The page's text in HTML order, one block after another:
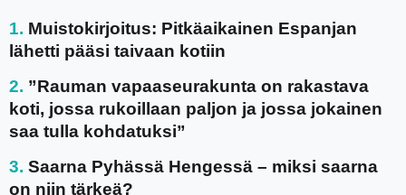
Muistokirjoitus: Pitkäaikainen Espanjan
lähetti pääsi taivaan kotiin
”Rauman vapaaseurakunta on rakastava
koti, jossa rukoillaan paljon ja jossa jokainen
saa tulla kohdatuksi”
Saarna Pyhässä Hengessä – miksi saarna
on niin tärkeä?